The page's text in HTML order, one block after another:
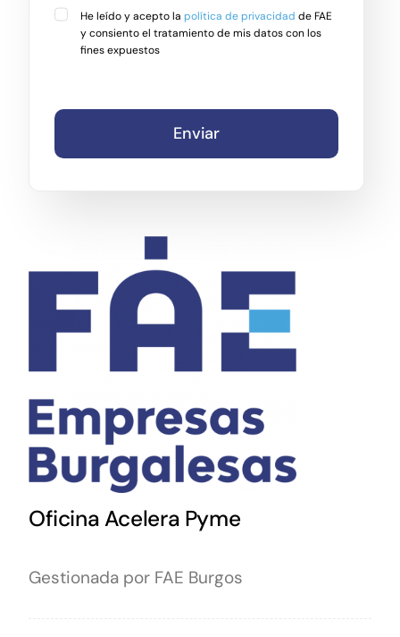
Oficina Acelera Pyme
Gestionada por FAE Burgos
He leído y acepto la política de privacidad de FAE
y consiento el tratamiento de mis datos con los
fines expuestos
Enviar